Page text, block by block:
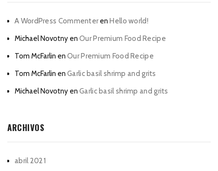
A WordPress CommenterenHello world!
Michael Novotny en Our Premium Food Recipe
Tom McFarlin en Our Premium Food Recipe
Tom McFarlin en Garlic basil shrimp and grits
Michael Novotny en Garlic basil shrimp and grits
ARCHIVOS
abril 2021